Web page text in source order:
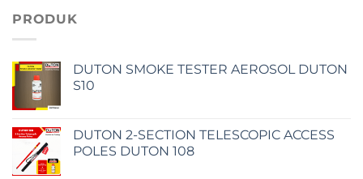
PRODUK
DUTON SMOKE TESTER AEROSOL DUTON
S10
DUTON 2-SECTION TELESCOPIC ACCESS
POLES DUTON 108